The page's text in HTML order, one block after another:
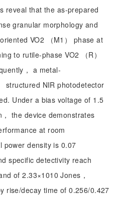
reveal that the as-prepared
granular morphology and
VO2 （M1） phase at
to rutile-phase VO2 （R）
， a metal-
structured NIR photodetector
Under a bias voltage of 1.5
the device demonstrates
at room
power density is 0.07
specific detectivity reach
of 2.33×1010 Jones，
rise/decay time of 0.256/0.427